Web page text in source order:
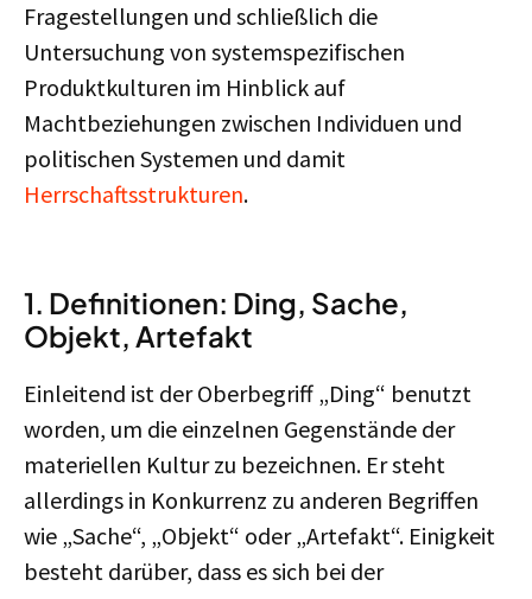
Fragestellungen und schließlich die
Untersuchung von systemspezifischen
Produktkulturen im Hinblick auf
Machtbeziehungen zwischen Individuen und
politischen Systemen und damit
Herrschaftsstrukturen.
1. Definitionen: Ding, Sache,
Objekt, Artefakt
Einleitend ist der Oberbegriff „Ding“ benutzt
worden, um die einzelnen Gegenstände der
materiellen Kultur zu bezeichnen. Er steht
allerdings in Konkurrenz zu anderen Begriffen
wie „Sache“, „Objekt“ oder „Artefakt“. Einigkeit
besteht darüber, dass es sich bei der